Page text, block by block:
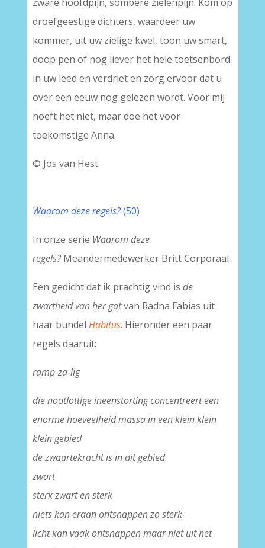
droefgeestige dichters, waardeer uw
kommer, uit uw zielige kwel, toon uw smart,
doop pen of nog liever het hele toetsenbord
in uw leed en verdriet en zorg ervoor dat u
over een eeuw nog gelezen wordt. Voor mij
hoeft het niet, maar doe het voor
toekomstige Anna.
© Jos van Hest
Waarom deze regels?(50)
In onze serie Waarom deze
regels?Meandermedewerker Britt Corporaal:
Een gedicht dat ik prachtig vind is de
zwartheid van her gatvan Radna Fabias uit
haar bundel Habitus. Hieronder een paar
regels daaruit:
ramp-za-lig
die nootlottige ineenstorting concentreert een
enorme hoeveelheid massa in een klein klein
klein gebied
de zwaartekracht is in dit gebied
zwart
sterk zwart en sterk
niets kan eraan ontsnappen zo sterk
licht kan vaak ontsnappen maar niet uit het